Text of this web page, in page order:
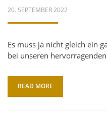
POSTED
20. SEPTEMBER 2022
Es muss ja nicht gleich ein
bei unseren
READ MORE